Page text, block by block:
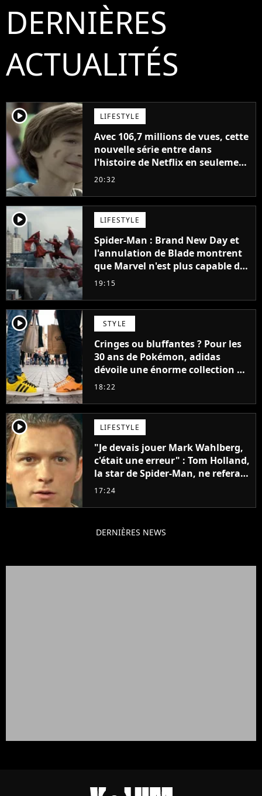
DERNIÈRES
ACTUALITÉS
player2 LIFESTYLE
Avec 106,7 millions de vues, cette
nouvelle série entre dans
l'histoire de Netflix en seulement
48 jours
20:32
player2 LIFESTYLE
Spider-Man : Brand New Day et
l'annulation de Blade montrent
que Marvel n'est plus capable de
faire quoi que ce soit de simple
19:15
player2 STYLE
Cringes ou bluffantes ? Pour les
30 ans de Pokémon, adidas
dévoile une énorme collection de
sneakers et je ne sais pas quoi en
18:22
player2 LIFESTYLE
"Je devais jouer Mark Wahlberg,
c'était une erreur" : Tom Holland,
la star de Spider-Man, ne referait
pas ce blockbuster
17:24
DERNIÈRES NEWS